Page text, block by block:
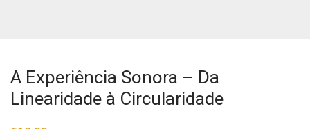
A Experiência Sonora – Da
Linearidade à Circularidade